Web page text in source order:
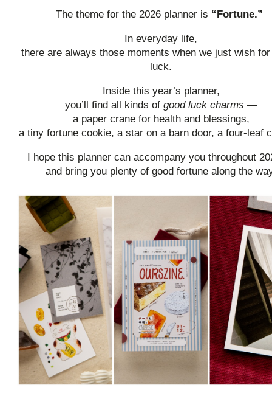
The theme for the 2026 planner is “Fortune.”
In everyday life,
there are always those moments when we just wish
luck.
Inside this year’s planner,
you’ll find all kinds of good luck charms —
a paper crane for health and blessings,
a tiny fortune cookie, a star on a barn door, a four-leaf
I hope this planner can accompany you throughout
and bring you plenty of good fortune along the